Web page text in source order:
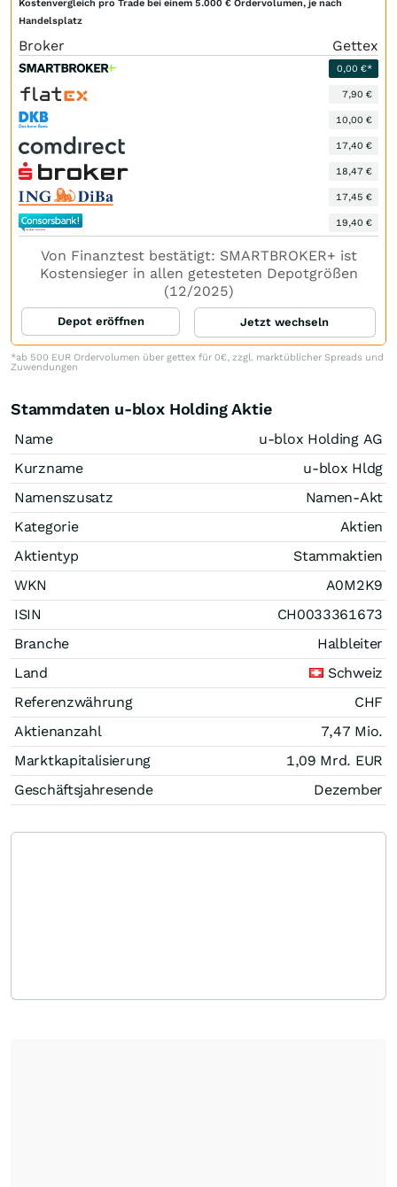
Kostenvergleich pro Trade bei einem 5.000 € Ordervolumen, je nach
Handelsplatz
Broker Gettex
0,00 €*
7,90 €
10,00 €
17,40 €
18,47 €
17,45 €
19,40 €
Von Finanztest bestätigt: SMARTBROKER+ ist
Kostensieger in allen getesteten Depotgrößen
(12/2025)
Depot eröffnen Jetzt wechseln
*ab 500 EUR Ordervolumen über gettex für 0€, zzgl. marktüblicher Spreads und
Zuwendungen
Stammdaten u-blox Holding Aktie
Name
u-blox Holding AG
Kurzname
u-blox Hldg
Namenszusatz
Namen-Akt
Kategorie
Aktien
Aktientyp
Stammaktien
WKN
A0M2K9
ISIN
CH0033361673
Branche
Halbleiter
Land
Schweiz
Referenzwährung
CHF
Aktienanzahl
7,47 Mio.
Marktkapitalisierung
1,09 Mrd. EUR
Geschäftsjahresende
Dezember